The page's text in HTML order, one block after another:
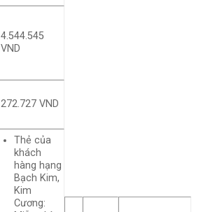
4.544.545
VND
272.727 VND
Thẻ của
khách
hàng hạng
Bạch Kim,
Kim
Cương: